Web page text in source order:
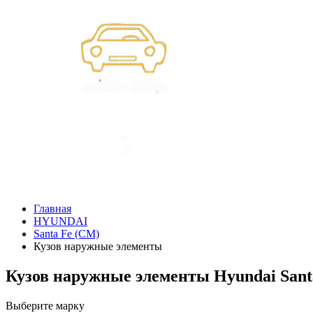
Главная
HYUNDAI
Santa Fe (CM)
Кузов наружные элементы
Кузов наружные элементы Hyundai
Выберите марку